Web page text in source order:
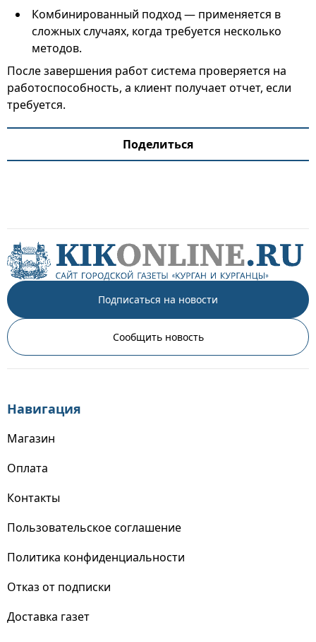
Комбинированный подход — применяется в
сложных случаях, когда требуется несколько
методов.
После завершения работ система проверяется на
работоспособность, а клиент получает отчет, если
требуется.
Поделиться
Подписаться на новости
Сообщить новость
Навигация
Магазин
Оплата
Контакты
Пользовательское соглашение
Политика конфиденциальности
Отказ от подписки
Доставка газет